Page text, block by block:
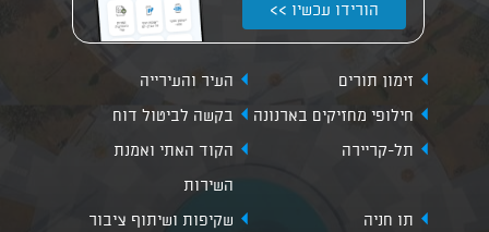
הורידו עכשיו >>
זימון תורים
העיר והעירייה
חילופי מחזיקים בארנונה
בקשה לביטול דוח
תל-קריירה
הקוד האתי ואמנת
השירות
תו חניה
שקיפות ושיתוף ציבור